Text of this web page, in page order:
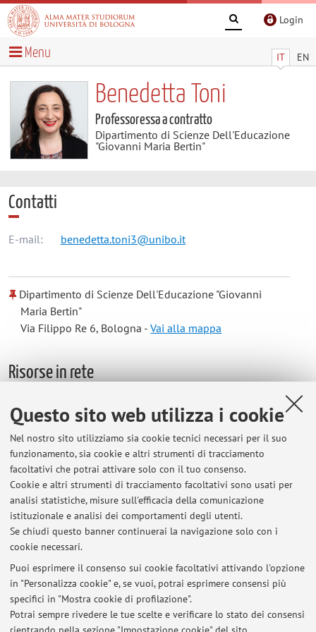
Questo sito web utilizza i cookie
Nel nostro sito utilizziamo sia cookie tecnici necessari per il suo
funzionamento, sia cookie e altri strumenti di tracciamento
facoltativi che potrai attivare solo con il tuo consenso.
Cookie e altri strumenti di tracciamento facoltativi sono usati per
analisi statistiche, misure sull'efficacia della comunicazione
istituzionale e analisi dei comportamenti degli utenti.
Se chiudi questo banner continuerai la navigazione solo con i
cookie necessari.
Puoi esprimere il consenso sui cookie facoltativi attivando l'opzione
in "Personalizza cookie" e, se vuoi, potrai esprimere consensi più
specifici in "Mostra cookie di profilazione".
Potrai sempre rivedere le tue scelte e verificare lo stato dei consensi
Login
IT EN
Menu
Benedetta Toni
Professoressa a contratto
Dipartimento di Scienze Dell'Educazione
"Giovanni Maria Bertin"
Contatti
E-mail: benedetta.toni3@unibo.it
Dipartimento di Scienze Dell'Educazione "Giovanni
Maria Bertin"
Via Filippo Re 6, Bologna -Vai alla mappa
Risorse in rete
ORCID
Orario di ricevimento
La docente riceve su appuntamento.
Per informazioni si prega di prendere contatti tramite
l'indirizzo mail istituzionale benedetta.toni3@unibo.it.
Ultimi avvisi
Al momento non sono presenti avvisi.